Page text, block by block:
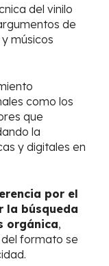
del vinilo
de
músicos
como los
que
la
y digitales en
por el
la búsqueda
orgánica,
formato se